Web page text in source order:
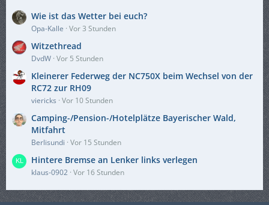
Wie ist das Wetter bei euch?
Opa-Kalle Vor 3 Stunden
Witzethread
DvdW Vor 5 Stunden
Kleinerer Federweg der NC750X beim Wechsel von der
RC72 zur RH09
viericks Vor 10 Stunden
Camping-/Pension-/Hotelplätze Bayerischer Wald,
Mitfahrt
Berlisundi Vor 15 Stunden
Hintere Bremse an Lenker links verlegen
klaus-0902 Vor 16 Stunden